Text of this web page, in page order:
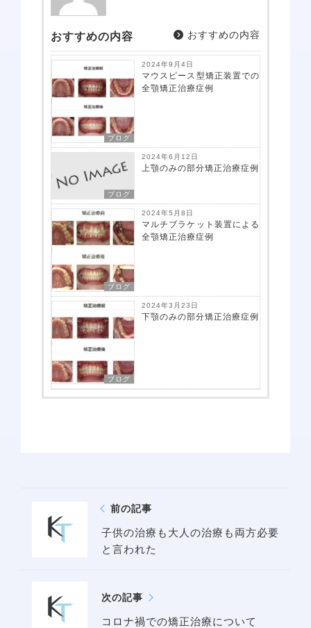
アクセス
おすすめの内容 おすすめの内容
ブログ
2024年9月4日
マウスピース型矯正装置での
全顎矯正治療症例
ブログ
2024年6月12日
上顎のみの部分矯正治療症例
ブログ
2024年5月8日
マルチブラケット装置による
全顎矯正治療症例
ブログ
2024年3月23日
下顎のみの部分矯正治療症例
前の記事
子供の治療も大人の治療も両方必要
と言われた
次の記事
コロナ禍での矯正治療について